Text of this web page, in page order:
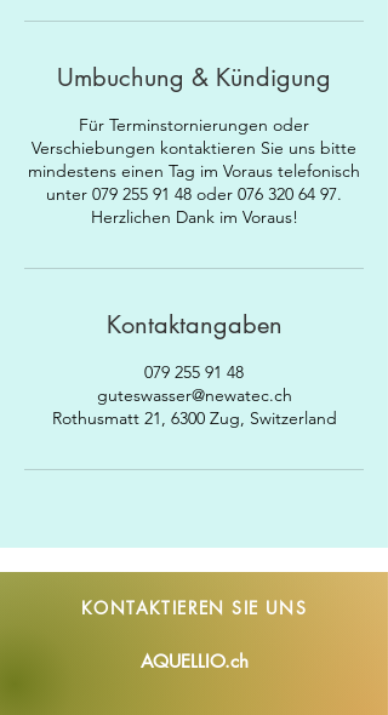
Umbuchung & Kündigung
Für Terminstornierungen oder
Verschiebungen kontaktieren Sie uns bitte
mindestens einen Tag im Voraus telefonisch
unter 079 255 91 48 oder 076 320 64 97.
Herzlichen Dank im Voraus!
Kontaktangaben
079 255 91 48
guteswasser@newatec.ch
Rothusmatt 21, 6300 Zug, Switzerland
KONTAKTIEREN SIE UNS
AQUELLIO.ch